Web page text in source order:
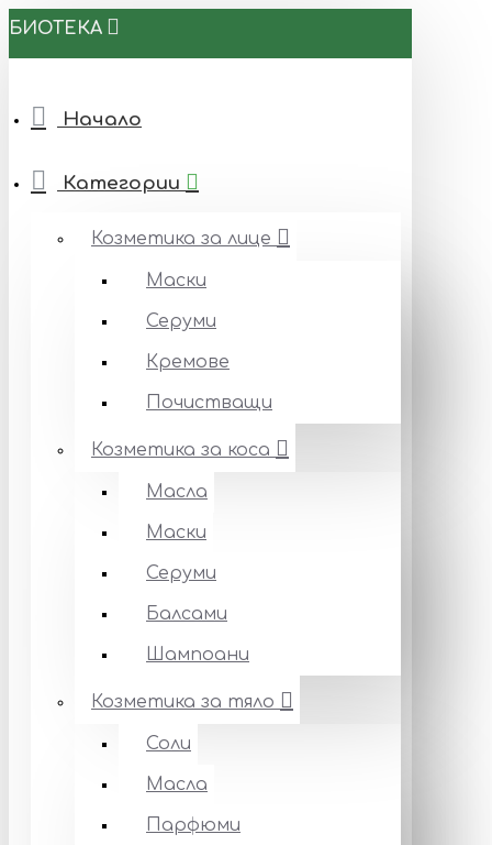
БИОТЕКА
Начало
Категории
Козметика за лице
Маски
Серуми
Кремове
Почистващи
Козметика за коса
Масла
Маски
Серуми
Балсами
Шампоани
Козметика за тяло
Соли
Масла
Парфюми